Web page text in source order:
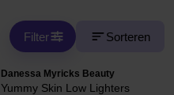
Filter Sorteren
Danessa Myricks Beauty
Yummy Skin Low Lighters